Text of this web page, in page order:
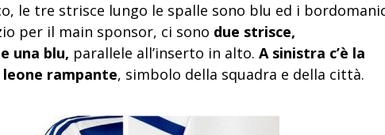
le tre strisce lungo le spalle sono blu ed i
per il main sponsor, ci sono due strisce,
una blu, parallele all’inserto in alto. A sinistra c’è la
rampante, simbolo della squadra e della città.